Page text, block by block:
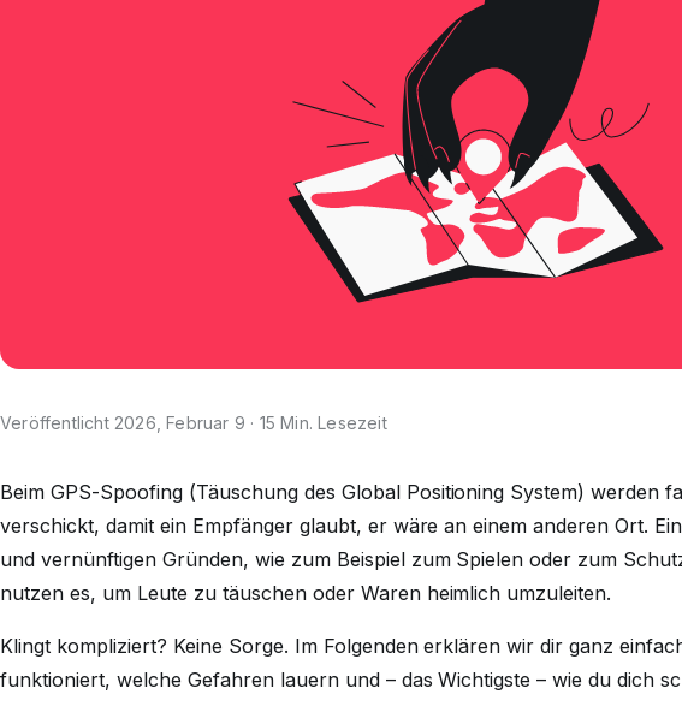
Veröffentlicht 2026, Februar 9 · 15 Min. Lesezeit
Beim GPS-Spoofing (Täuschung des Global Positioning System) werden
verschickt, damit ein Empfänger glaubt, er wäre an einem anderen Ort.
und vernünftigen Gründen, wie zum Beispiel zum Spielen oder zum
nutzen es, um Leute zu täuschen oder Waren heimlich umzuleiten.
Klingt kompliziert? Keine Sorge. Im Folgenden erklären wir dir ganz
funktioniert, welche Gefahren lauern und – das Wichtigste – wie du dich